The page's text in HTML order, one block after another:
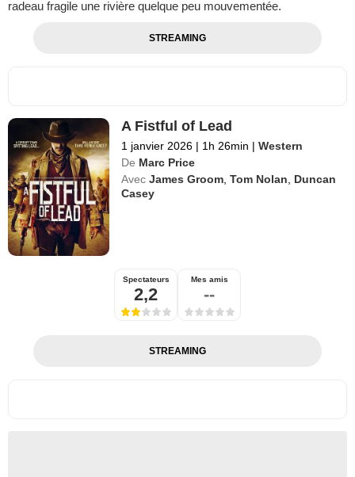
radeau fragile une rivière quelque peu mouvementée.
STREAMING
A Fistful of Lead
1 janvier 2026 | 1h 26min | Western
De Marc Price
Avec James Groom ,Tom Nolan
Duncan
Casey
Spectateurs
2,2
Mes amis
--
STREAMING